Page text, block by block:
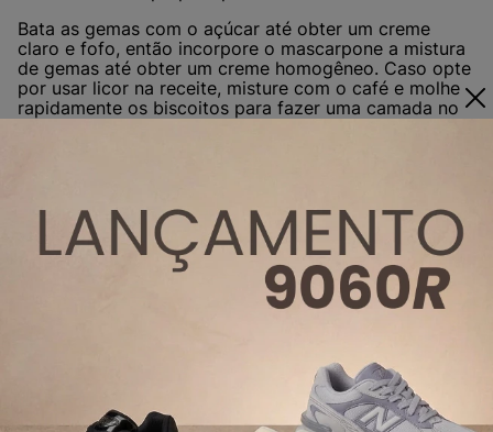
Bata as gemas com o açúcar até obter um creme
claro e fofo, então incorpore o mascarpone a mistura
de gemas até obter um creme homogêneo. Caso opte
por usar licor na receite, misture com o café e molhe
rapidamente os biscoitos para fazer uma camada no
Você também pode optar por preparar em taças, fica
lindo e super charmoso.